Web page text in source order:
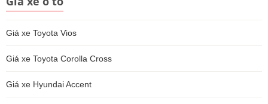
Giá xe Toyota Vios
Giá xe Toyota Corolla Cross
Giá xe Hyundai Accent